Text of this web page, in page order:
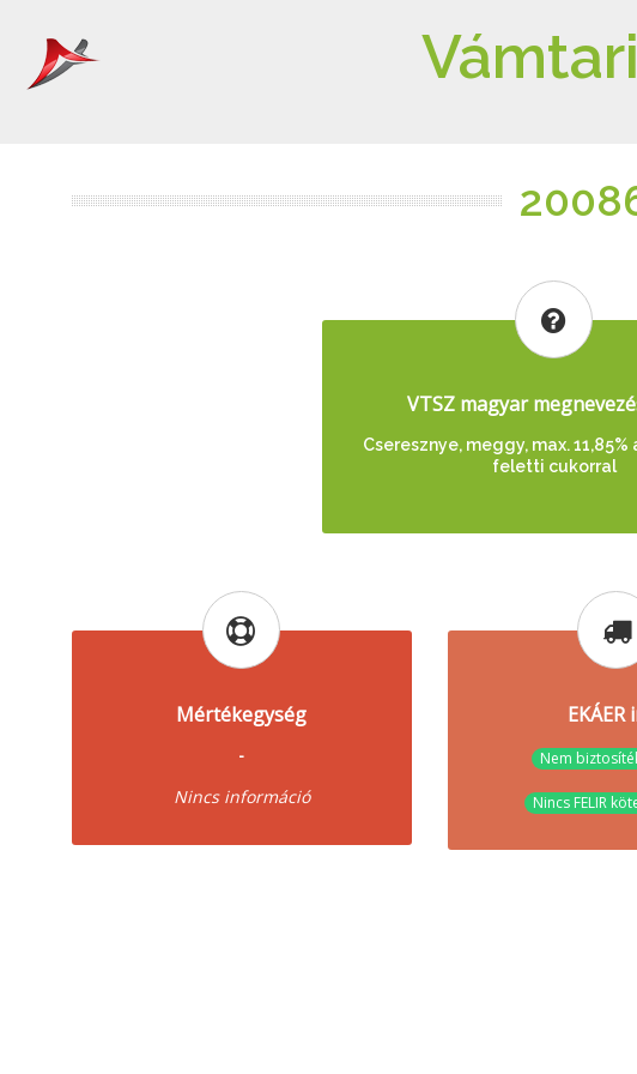
VTSZ magyar
Cseresznye, meggy, max. 11,85%
feletti cukorral
Mértékegység
-
Nincs információ
EKÁER
Nem
Nincs FELIR